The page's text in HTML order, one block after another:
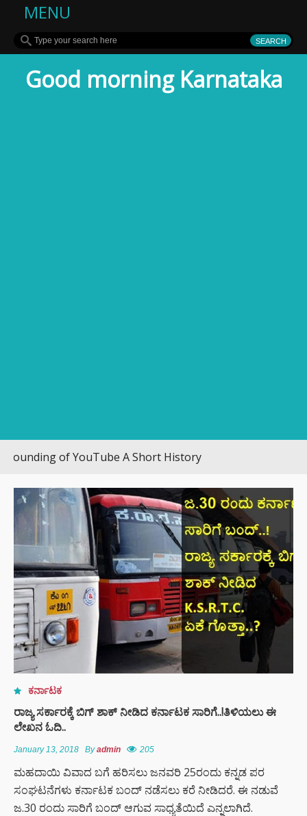
MENU
Good morning Karnataka
of YouTube A Short History
ಕರ್ನಾಟಕ
ರಾಜ್ಯ ಸರ್ಕಾರಕ್ಕೆ ಬಿಗ್ ಶಾಕ್ ನೀಡಿದ ಕರ್ನಾಟಕ ಸಾರಿಗೆ..!ತಿಳಿಯಲು ಈ
ಲೇಖನ ಓದಿ..
January 13, 2018 Byadmin 205
ಮಹದಾಯಿ ವಿವಾದ ಬಗೆ ಹರಿಸಲು ಜನವರಿ 25ರಂದು ಕನ್ನಡ ಪರ
ಸಂಘಟನೆಗಳು ಕರ್ನಾಟಕ ಬಂದ್ ನಡೆಸಲು ಕರೆ ನೀಡಿದರೆ. ಈ ನಡುವೆ
ಜ.30 ರಂದು ಸಾರಿಗೆ ಬಂದ್ ಆಗುವ ಸಾಧ್ಯತೆಯಿದೆ ಎನ್ನಲಾಗಿದೆ.